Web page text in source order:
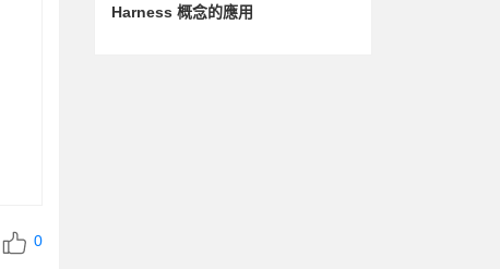
0
Harness 概念的應用